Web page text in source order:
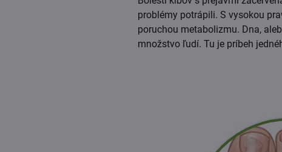
problémy potrápili. S vysokou
poruchou metabolizmu. Dna,
množstvo ľudí. Tu je príbeh